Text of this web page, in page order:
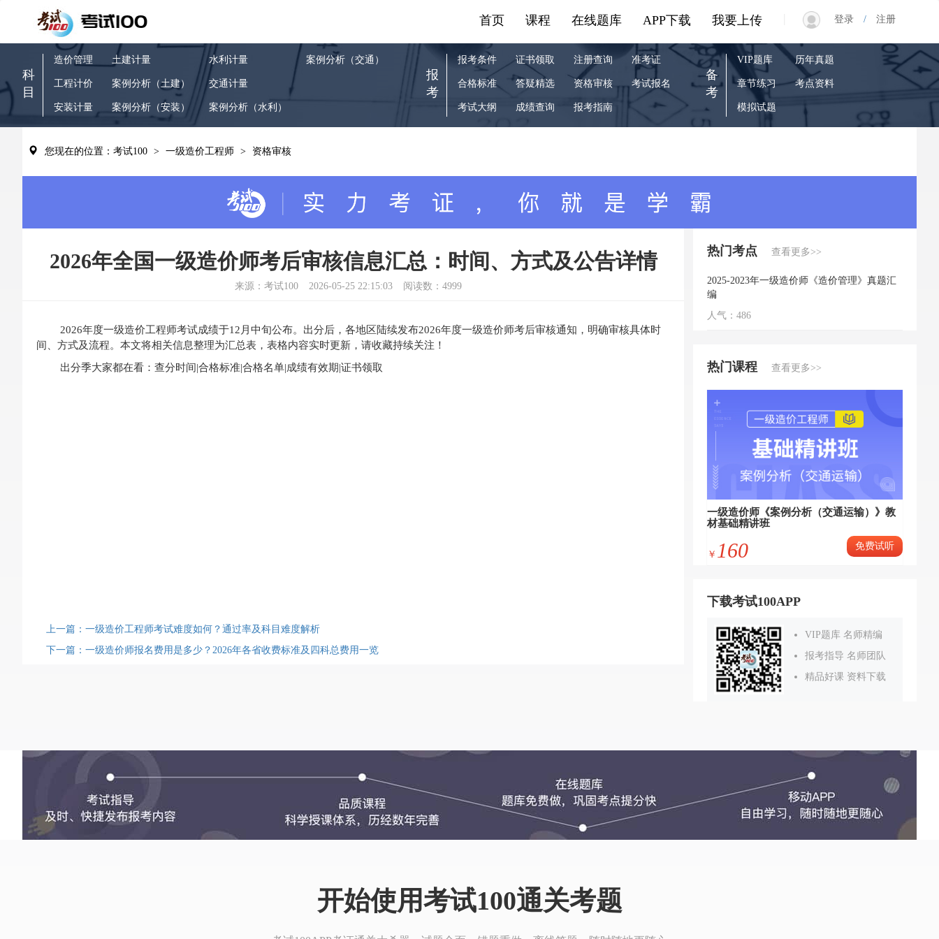
登录 / 注册
我要上传
APP下载
在线题库
课程
首页
科
目
造价管理
工程计价
安装计量
土建计量
案例分析（土建）
案例分析（安装）
水利计量
交通计量
案例分析（水利）
案例分析（交通）
报
考
报考条件
合格标准
考试大纲
证书领取
答疑精选
成绩查询
注册查询
资格审核
报考指南
准考证
考试报名
备
考
VIP题库
章节练习
模拟试题
历年真题
考点资料
您现在的位置：考试100 > 一级造价工程师 > 资格审核
2026年全国一级造价师考后审核信息汇总：时间、方式及公告详情
来源：考试100 2026-05-25 22:15:03 阅读数：4999
2026年度一级造价工程师考试成绩于12月中旬公布。出分后，各地区陆续发布2026年度一级造价师考后审核通知，明确审核具体时
间、方式及流程。本文将相关信息整理为汇总表，表格内容实时更新，请收藏持续关注！
出分季大家都在看：查分时间|合格标准|合格名单|成绩有效期|证书领取
上一篇：一级造价工程师考试难度如何？通过率及科目难度解析
下一篇：一级造价师报名费用是多少？2026年各省收费标准及四科总费用一览
热门考点 查看更多>>
2025-2023年一级造价师《造价管理》真题汇
编
人气：486
热门课程 查看更多>>
一级造价师《案例分析（交通运输）》教
材基础精讲班
￥ 160 免费试听
下载考试100APP
VIP题库 名师精编
报考指导 名师团队
精品好课 资料下载
开始使用考试100通关考题